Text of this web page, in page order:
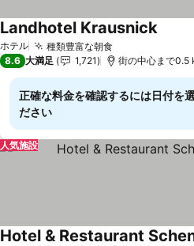
ホテル 種類豊富な朝食
Landhotel Krausnick
8.6 大満足 1,721 街の中心まで0.5
正確な料金を確認するには日付を
ださい
人気施設
Hotel & Restaurant